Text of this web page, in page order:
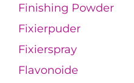
Finishing Powder
Fixierpuder
Fixierspray
Flavonoide